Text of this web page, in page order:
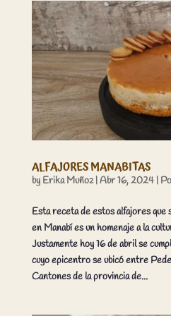
ALFAJORES MANABITAS
by Erika Muñoz|Abr 16, 2024|
Esta receta de estos alfajores
en Manabí es un homenaje a la
Justamente hoy 16 de abril se
cuyo epicentro se ubicó entre
Cantones de la provincia de...